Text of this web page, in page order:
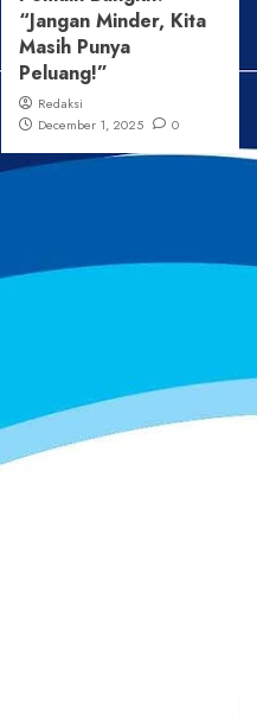
“Jangan Minder, Kita
Masih Punya
Peluang!”
Redaksi
December 1, 2025
0